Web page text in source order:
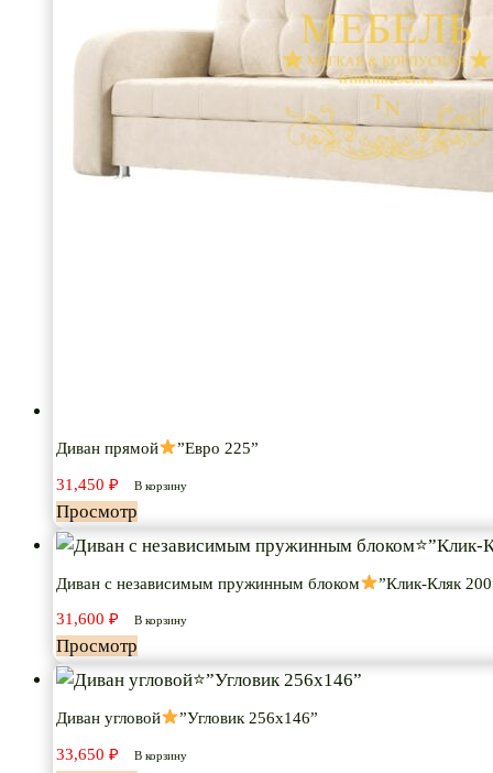
Диван прямой ”Евро 225”
31,450 ₽ В корзину
Просмотр
Диван с независимым пружинным блоком ”Клик-Кляк
31,600 ₽ В корзину
Просмотр
Диван угловой ”Угловик 256х146”
33,650 ₽ В корзину